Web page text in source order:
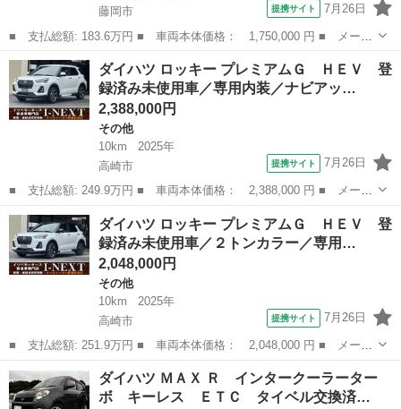
藤岡市
提携サイト 7月26日
■ 支払総額: 183.6万円 ■ 車両本体価格： 1,750,000 円 ■ メーカ
ー名： ダイハツ ■ 車種名： ロッキー ■ グレード名： プレミ
アムＧ ＨＥＶ フル装備 ナビ 地デジ パノラマＭ ドラレコ
ＬＥＤヘ...
群馬 藤岡市 その他
ダイハツ ロッキー プレミアムＧ ＨＥＶ 登
録済み未使用車／専用内装／ナビアッ…
2,388,000円
その他
10km
2025年
高崎市
提携サイト 7月26日
■ 支払総額: 249.9万円 ■ 車両本体価格： 2,388,000 円 ■ メーカ
ー名： ダイハツ ■ 車種名： ロッキー ■ グレード名： プレミ
アムＧ ＨＥＶ 登録済み未使用車／専用内装／ナビアップグレード
パック／...
群馬 高崎市 その他
ダイハツ ロッキー プレミアムＧ ＨＥＶ 登
録済み未使用車／２トンカラー／専用…
2,048,000円
その他
10km
2025年
高崎市
提携サイト 7月26日
■ 支払総額: 251.9万円 ■ 車両本体価格： 2,048,000 円 ■ メーカ
ー名： ダイハツ ■ 車種名： ロッキー ■ グレード名： プレミ
アムＧ ＨＥＶ 登録済み未使用車／２トンカラー／専用内装／ナビ
アップグ...
群馬 高崎市 その他
ダイハツ ＭＡＸ Ｒ インタークーラーター
ボ キーレス ＥＴＣ タイベル交換済…